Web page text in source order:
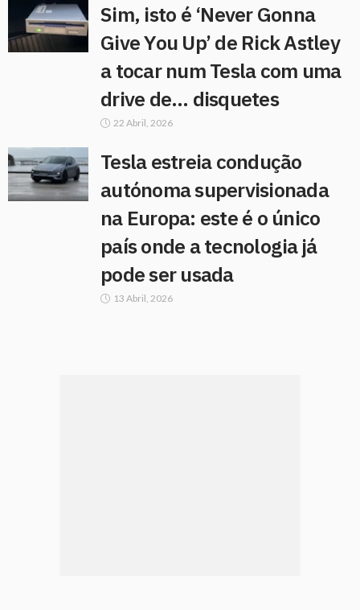
Sim, isto é ‘Never Gonna
Give You Up’ de Rick Astley
a tocar num Tesla com uma
drive de… disquetes
22 Abril, 2026
Tesla estreia condução
autónoma supervisionada
na Europa: este é o único
país onde a tecnologia já
pode ser usada
13 Abril, 2026